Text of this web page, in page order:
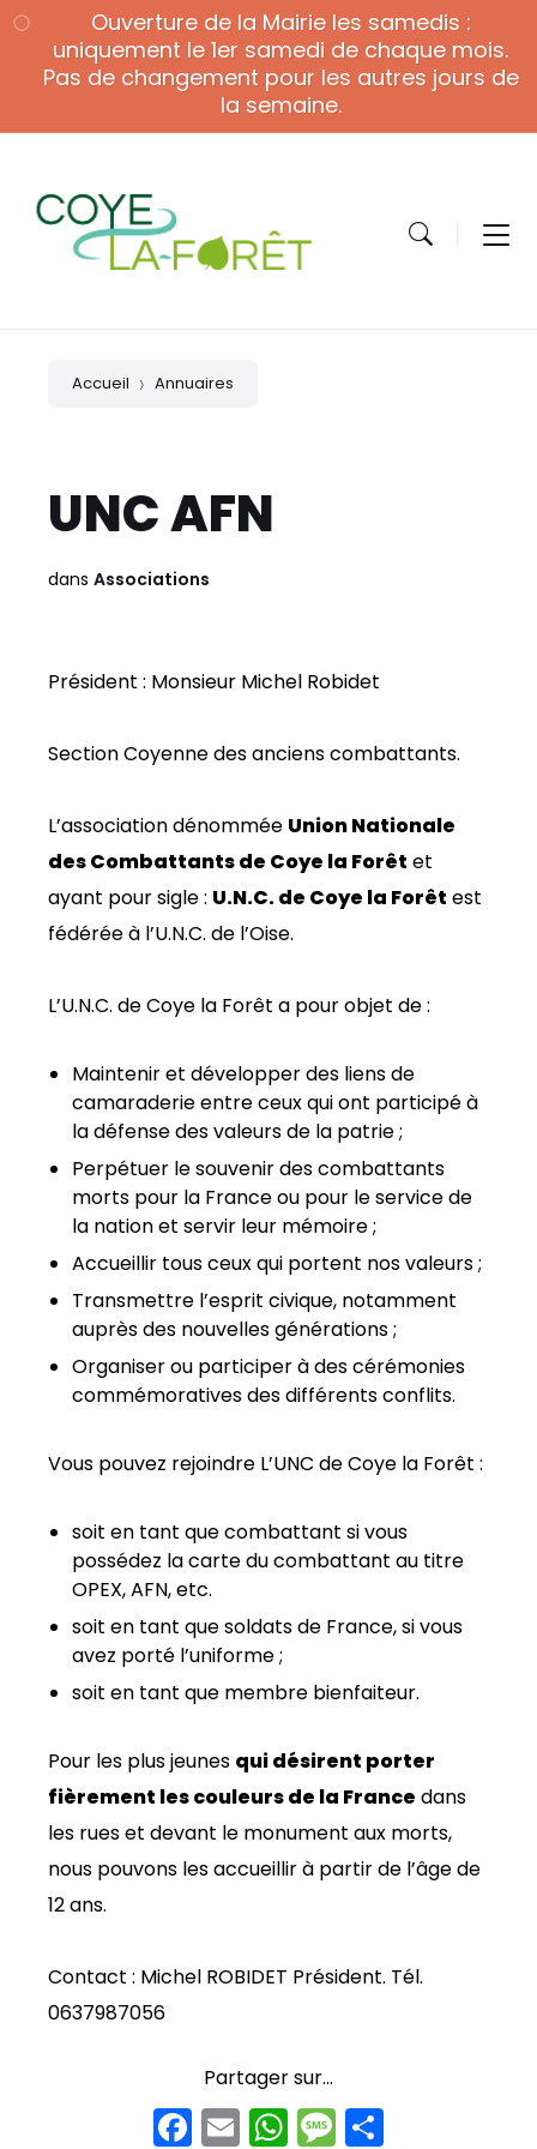
to
content
to
navigation
to
footer
Ouverture de la Mairie les samedis :
uniquement le 1er samedi de chaque mois.
Pas de changement pour les autres jours de
la semaine.
Accueil Annuaires
UNC AFN
dans Associations
Président : Monsieur Michel Robidet
Section Coyenne des anciens combattants.
L’association dénommée Union Nationale
des Combattants de Coye la Forêt et
ayant pour sigle : U.N.C. de Coye la Forêt est
fédérée à l’U.N.C. de l’Oise.
L’U.N.C. de Coye la Forêt a pour objet de :
Maintenir et développer des liens de
camaraderie entre ceux qui ont participé à
la défense des valeurs de la patrie ;
Perpétuer le souvenir des combattants
morts pour la France ou pour le service de
la nation et servir leur mémoire ;
Accueillir tous ceux qui portent nos valeurs ;
Transmettre l’esprit civique, notamment
auprès des nouvelles générations ;
Organiser ou participer à des cérémonies
commémoratives des différents conflits.
Vous pouvez rejoindre L’UNC de Coye la Forêt :
soit en tant que combattant si vous
possédez la carte du combattant au titre
OPEX, AFN, etc.
soit en tant que soldats de France, si vous
avez porté l’uniforme ;
soit en tant que membre bienfaiteur.
Pour les plus jeunes qui désirent porter
fièrement les couleurs de la France dans
les rues et devant le monument aux morts,
nous pouvons les accueillir à partir de l’âge de
12 ans.
Contact : Michel ROBIDET Président. Tél.
0637987056
Partager sur...
F E W M